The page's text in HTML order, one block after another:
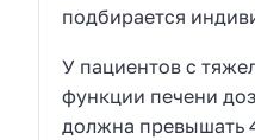
подбирается
У пациентов с
функции печени
должна превышать